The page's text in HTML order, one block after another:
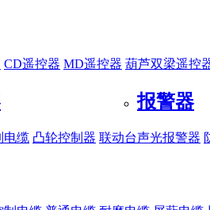
CD遥控器 MD遥控器 葫芦双梁遥控
电缆 凸轮控制器 联动台
报警器
声光报警器